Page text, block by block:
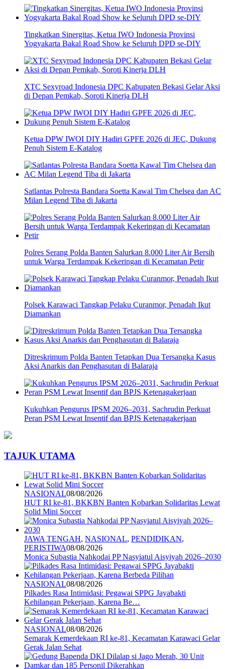
Tingkatkan Sinergitas, Ketua IWO Indonesia Provinsi
Yogyakarta Bakal Road Show ke Seluruh DPD se-DIY
XTC Sexyroad Indonesia DPC Kabupaten Bekasi Gelar Aksi
di Depan Pemkab, Soroti Kinerja DLH
Ketua DPW IWOI DIY Hadiri GPFE 2026 di JEC, Dukung
Penuh Sistem E-Katalog
Satlantas Polresta Bandara Soetta Kawal Tim Chelsea dan AC
Milan Legend Tiba di Jakarta
Polres Serang Polda Banten Salurkan 8.000 Liter Air Bersih
untuk Warga Terdampak Kekeringan di Kecamatan Petir
Polsek Karawaci Tangkap Pelaku Curanmor, Penadah Ikut
Diamankan
Ditreskrimum Polda Banten Tetapkan Dua Tersangka Kasus
Aksi Anarkis dan Penghasutan di Balaraja
Kukuhkan Pengurus IPSM 2026–2031, Sachrudin Perkuat
Peran PSM Lewat Insentif dan BPJS Ketenagakerjaan
TAJUK UTAMA
NASIONAL08/08/2026
HUT RI ke-81, BKKBN Banten Kobarkan Solidaritas Lewat
Solid Mini Soccer
JAWA TENGAH, NASIONAL, PENDIDIKAN,
PERISTIWA08/08/2026
Monica Subastia Nahkodai PP Nasyiatul Aisyiyah 2026–2030
NASIONAL08/08/2026
Pilkades Rasa Intimidasi: Pegawai SPPG Jayabakti
Kehilangan Pekerjaan, Karena Be…
NASIONAL08/08/2026
Semarak Kemerdekaan RI ke-81, Kecamatan Karawaci Gelar
Gerak Jalan Sehat